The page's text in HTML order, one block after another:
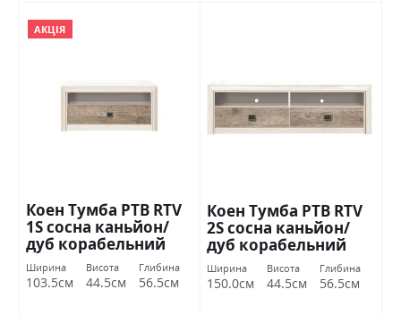
АКЦІЯ
Коен Тумба РТВ RTV
1S сосна каньйон/
дуб корабельний
БРВ Україна
Ширина
103.5см
Висота
44.5см
Глибина
56.5см
Коен Тумба РТВ RTV
2S сосна каньйон/
дуб корабельний
БРВ Україна
Ширина
150.0см
Висота
44.5см
Глибина
56.5см